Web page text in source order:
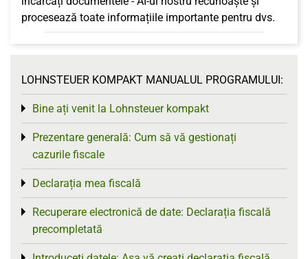
procesează toate informațiile importante pentru dvs.
LOHNSTEUER KOMPAKT MANUALUL PROGRAMULUI:
Bine ați venit la Lohnsteuer kompakt
Toggle menu
Prezentare generală: Cum să vă gestionați
cazurile fiscale
Toggle menu
Declarația mea fiscală
Toggle menu
Recuperare electronică de date: Declarația fiscală
precompletată
Toggle menu